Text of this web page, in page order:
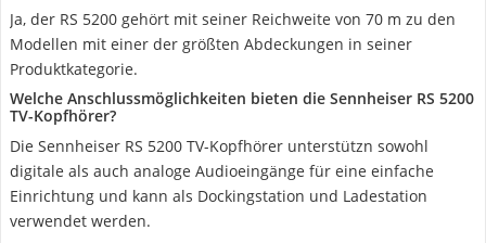
Ja, der RS 5200 gehört mit seiner Reichweite von 70 m zu den
Modellen mit einer der größten Abdeckungen in seiner
Produktkategorie.
Welche Anschlussmöglichkeiten bieten die Sennheiser RS 5200
TV-Kopfhörer?
Die Sennheiser RS 5200 TV-Kopfhörer unterstützn sowohl
digitale als auch analoge Audioeingänge für eine einfache
Einrichtung und kann als Dockingstation und Ladestation
verwendet werden.